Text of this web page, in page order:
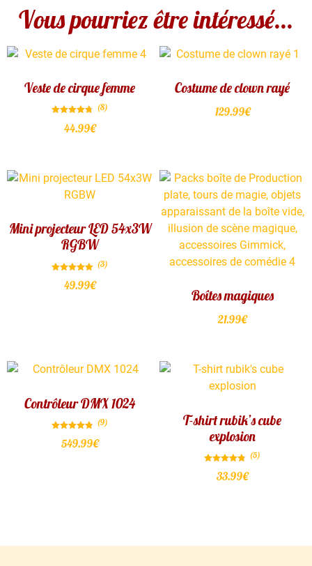
Vous pourriez être intéressé...
Veste de cirque femme
4.75
(8)
44.99€
Costume de clown rayé
129.99€
Mini projecteur LED 54x3W
RGBW
5.00
(3)
49.99€
Boîtes magiques
21.99€
Contrôleur DMX 1024
4.78
(9)
549.99€
T-shirt rubik’s cube
explosion
4.80
(5)
33.99€